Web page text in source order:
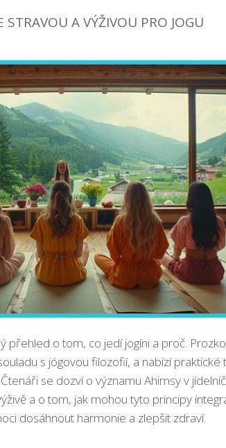
STRAVOU A VÝŽIVOU PRO JOGU
přehled o tom, co jedí jogíni a proč.
s jógovou filozofií, a nabízí praktické
se dozví o významu Ahimsy v
a o tom, jak mohou tyto principy
dosáhnout harmonie a zlepšit zdraví.